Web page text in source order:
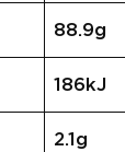
88.9g
186kJ
2.1g